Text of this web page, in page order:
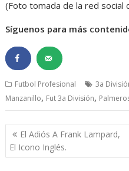
(Foto tomada de la red social
Síguenos para más
Futbol Profesional 3a
Manzanillo, Fut 3a División,
Navegación
de
entradas
El Adiós A Frank Lampard,
El Icono Inglés.